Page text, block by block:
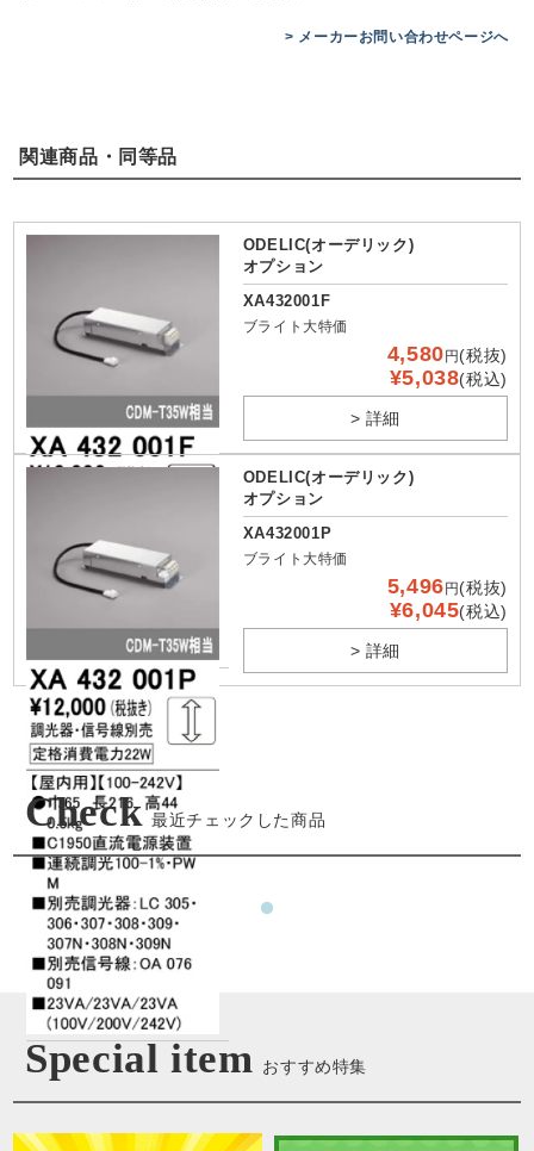
> メーカーお問い合わせページへ
関連商品・同等品
ODELIC(オーデリック)
オプション
XA432001F
ブライト大特価
4,580円(税抜)
¥5,038(税込)
> 詳細
ODELIC(オーデリック)
オプション
XA432001P
ブライト大特価
5,496円(税抜)
¥6,045(税込)
> 詳細
Check 最近チェックした商品
Special item おすすめ特集